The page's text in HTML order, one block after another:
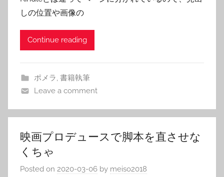
しの位置や画像の
Continue reading
ポメラ 書籍執筆
Leave a comment
映画プロデュースで脚本を直させな
くちゃ
Posted on 2020-03-06 by meiso2018